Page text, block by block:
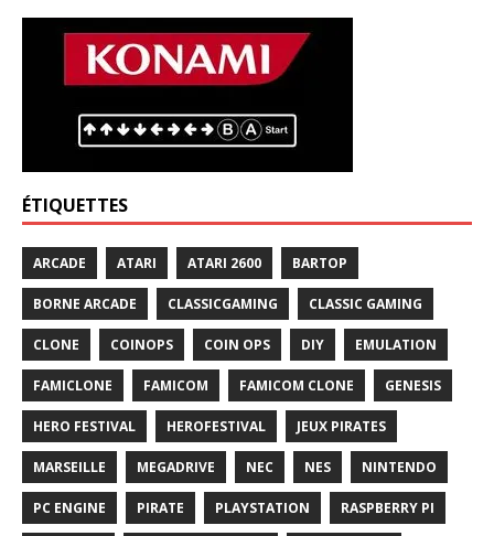
ÉTIQUETTES
ARCADE ATARI ATARI 2600 BARTOP
BORNE ARCADE CLASSICGAMING CLASSIC GAMING
CLONE COINOPS COIN OPS DIY EMULATION
FAMICLONE FAMICOM FAMICOM CLONE GENESIS
HERO FESTIVAL HEROFESTIVAL JEUX PIRATES
MARSEILLE MEGADRIVE NEC NES NINTENDO
PC ENGINE PIRATE PLAYSTATION RASPBERRY PI